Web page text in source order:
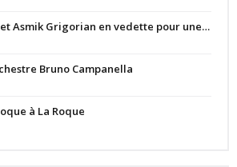
Asmik Grigorian en vedette pour une…
Bruno Campanella
à La Roque